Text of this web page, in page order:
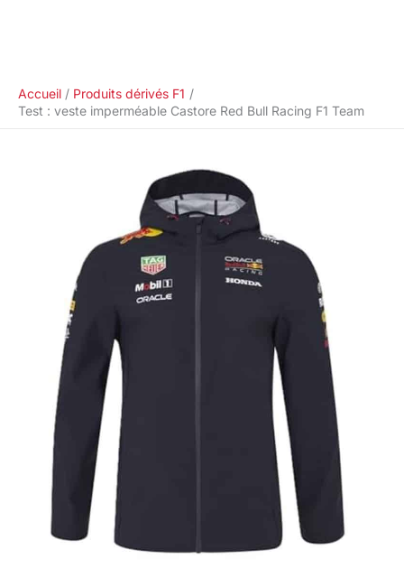
Accueil
Produits dérivés F1
Test : veste imperméable Castore Red Bull Racing F1 Team